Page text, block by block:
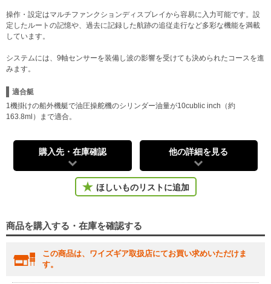
操作・設定はマルチファンクションディスプレイから容易に入力可能です。設
定したルートの記憶や、過去に記録した航跡の追従走行など多彩な機能を満載
しています。
システムには、9軸センサーを装備し波の影響を受けても決められたコースを進
みます。
適合艇
1機掛けの船外機艇で油圧操舵機のシリンダー油量が10cublic inch（約
163.8ml）まで適合。
購入先・在庫確認 他の詳細を見る
ほしいものリストに追加
商品を購入する・在庫を確認する
この商品は、ワイズギア取扱店にてお買い求めいただけま
す。